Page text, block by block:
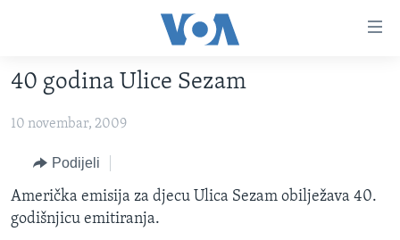
glavni
Pređi
navigaciju
Idi
TV PROGRAM
VIDEO
FOTOGRAFIJE DANA
VIJESTI
SJEDINJENE AMERIČKE DRŽAVE
NAUKA I TEHNOLOGIJA
40 godina Ulice Sezam
10 novembar, 2009
Podijeli
Američka emisija za djecu Ulica Sezam obilježava 40.
godišnjicu emitiranja.